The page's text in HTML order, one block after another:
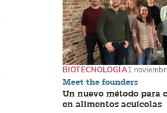
Meet the founders
Un nuevo método para
en alimentos acuícolas
BIOTECNOLOGÍA1